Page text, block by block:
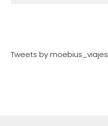
Tweets by moebius_viajes